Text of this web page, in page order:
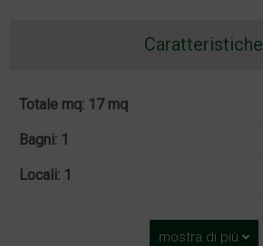
Caratteristiche
Totale mq: 17 mq
Bagni: 1
Locali: 1
mostra di più